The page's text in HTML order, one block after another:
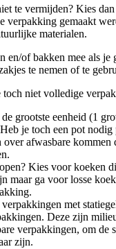
te vermijden? Kies
verpakking gemaakt
materialen.
en/of bakken mee als
te nemen of te
toch niet volledige
grootste eenheid (1
je toch een pot nodig
over afwasbare kommen
Kies voor koeken
maar ga voor losse
met
Deze zijn
verpakkingen, om de
zijn.